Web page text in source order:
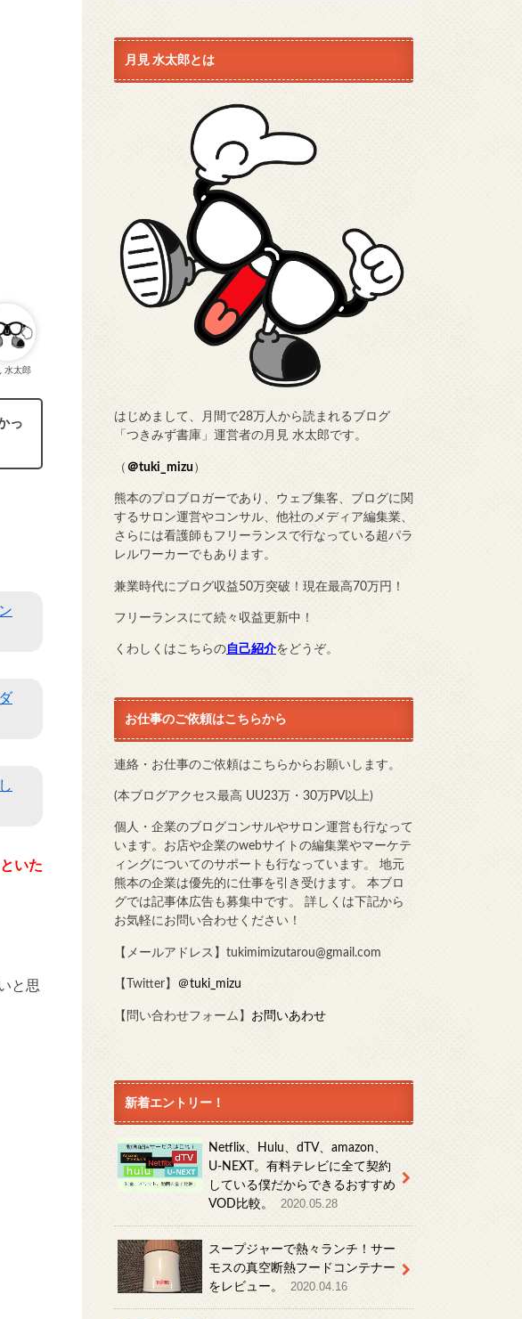
水太郎
っ
いた
と思
月見 水太郎とは
はじめまして、月間で28万人から読まれるブログ
「つきみず書庫」運営者の月見 水太郎です。
（ ＠tuki_mizu ）
熊本のプロブロガーであり、ウェブ集客、ブログに関
するサロン運営やコンサル、他社のメディア編集業、
さらには看護師もフリーランスで行なっている超パラ
レルワーカーでもあります。
兼業時代にブログ収益50万突破！現在最高70万円！
フリーランスにて続々収益更新中！
くわしくはこちらの自己紹介をどうぞ。
お仕事のご依頼はこちらから
連絡・お仕事のご依頼はこちらからお願いします。
(本ブログアクセス最高 UU23万・30万PV以上)
個人・企業のブログコンサルやサロン運営も行なって
います。お店や企業のwebサイトの編集業やマーケテ
ィングについてのサポートも行なっています。 地元
熊本の企業は優先的に仕事を引き受けます。 本ブロ
グでは記事体広告も募集中です。 詳しくは下記から
お気軽にお問い合わせください！
【メールアドレス】tukimimizutarou@gmail.com
【Twitter】 ＠tuki_mizu
【問い合わせフォーム】 お問いあわせ
新着エントリー！
Netflix、Hulu、dTV、amazon、
U-NEXT。有料テレビに全て契約
している僕だからできるおすすめ
VOD比較。
2020.05.28
スープジャーで熱々ランチ！サー
モスの真空断熱フードコンテナー
をレビュー。
2020.04.16